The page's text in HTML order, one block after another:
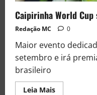
Caipirinha World Cup
Redação MC 0
Maior evento
setembro e irá
brasileiro
Leia Mais